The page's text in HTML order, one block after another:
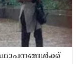
സ്ഥാപനങ്ങള്‍ക്ക്